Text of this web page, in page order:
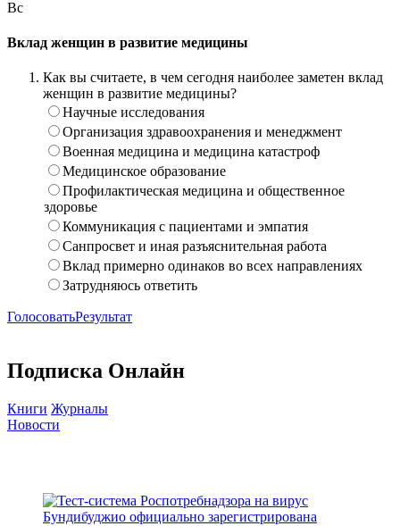
Вс
Вклад женщин в развитие медицины
Как вы считаете, в чем сегодня наиболее заметен вклад
женщин в развитие медицины?
Научные исследования
Организация здравоохранения и менеджмент
Военная медицина и медицина катастроф
Медицинское образование
Профилактическая медицина и общественное
здоровье
Коммуникация с пациентами и эмпатия
Санпросвет и иная разъяснительная работа
Вклад примерно одинаков во всех направлениях
Затрудняюсь ответить
ГолосоватьРезультат
Подписка Онлайн
Книги Журналы
Новости